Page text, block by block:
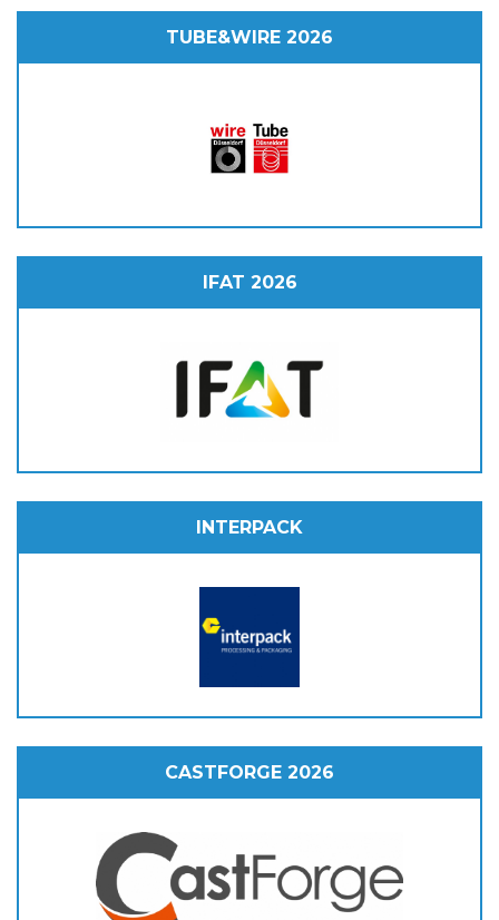
TUBE&WIRE 2026
IFAT 2026
INTERPACK
CASTFORGE 2026